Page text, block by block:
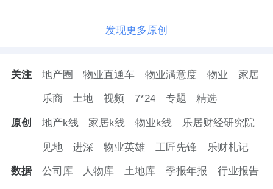
发现更多原创
关注 地产圈 物业直通车 物业满意度 物业 家居
乐商 土地 视频 7*24 专题 精选
原创 地产k线 家居k线 物业k线 乐居财经研究院
见地 进深 物业英雄 工匠先锋 乐财札记
数据 公司库 人物库 土地库 季报年报 行业报告